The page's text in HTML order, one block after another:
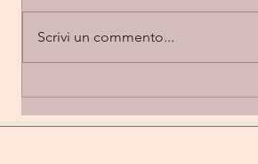
introspezione e alternative
rock in una dimensione
Scrivi un commento...